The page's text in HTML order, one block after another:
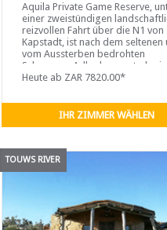
Aquila Private Game Reserve,
einer zweistündigen
reizvollen Fahrt über die N1 von
Kapstadt, ist nach dem seltenen
vom Aussterben bedrohten
Schwarzen Adler benannt, der in
Gegend gedeiht. Dieses 4
Reservat wurde 1985 zum
Naturreservat
Heute ab ZAR 7820.00*
IHR ZIMMER WÄHLEN
TOUWS RIVER